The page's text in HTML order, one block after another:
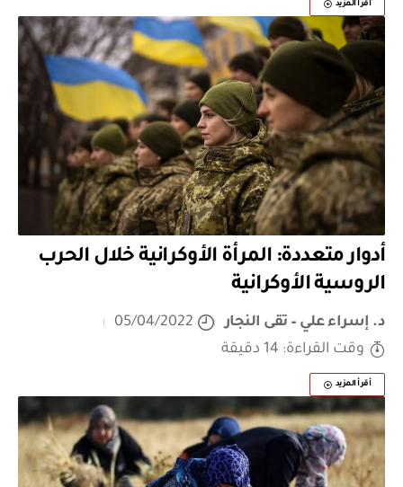
أقرأ المزيد
أدوار متعددة: المرأة الأوكرانية خلال الحرب
الروسية الأوكرانية
د. إسراء علي – تقى النجار
05/04/2022
وقت القراءة: 14 دقيقة
أقرأ المزيد